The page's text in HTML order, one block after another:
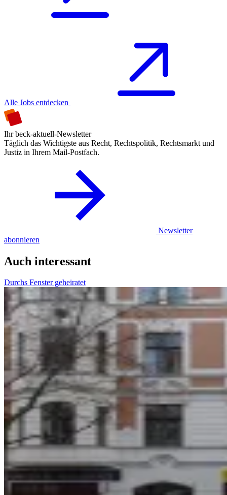
Alle Jobs entdecken
Ihr beck-aktuell-Newsletter
Täglich das Wichtigste aus Recht, Rechtspolitik, Rechtsmarkt und
Justiz in Ihrem Mail-Postfach.
Newsletter
abonnieren
Auch interessant
Durchs Fenster geheiratet